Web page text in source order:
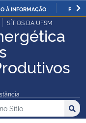
À INFORMAÇÃO
SÍTIOS DA UFSM
no no Sítio